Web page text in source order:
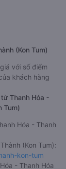
(Kon Tum)
với số điểm
khách hàng
Thanh Hóa -
Tum)
Hóa - Thanh
(Kon Tum):
kon-tum
- Thanh Hóa